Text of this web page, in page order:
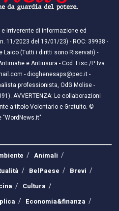
irriverente di informazione ed
11/2023 del 19/01/23) - ROC: 39938 -
(Tutti i diritti sono Riservati) -
e Antiusura - Cod. Fisc./P. Iva:
- dioghenesaps@pec.it -
professionista, OdG Molise -
AVVERTENZA: Le collaborazioni
a titolo Volontario e Gratuito. ©
Animali
BelPaese
Brevi
Cultura
Economia&finanza